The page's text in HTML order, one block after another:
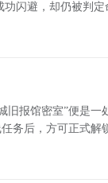
功闪避，却仍被判定
旧报馆密室”便是一
务后，方可正式解